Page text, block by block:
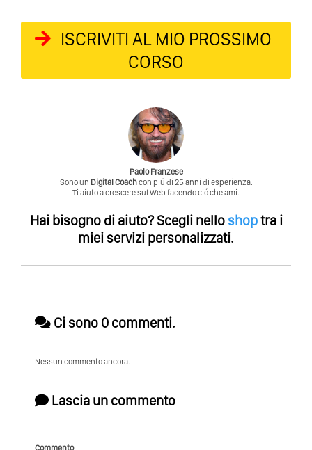
ISCRIVITI AL MIO PROSSIMO
CORSO
Paolo Franzese
Sono un Digital Coachcon piú di 25 anni di esperienza.
Ti aiuto a crescere sul Web facendo ció che ami.
Hai bisogno di aiuto?Scegli nello shoptra i
miei servizi personalizzati.
Ci sono 0 commenti.
Nessun commento ancora.
Lascia un commento